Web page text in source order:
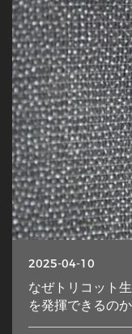
2025-04-10
なぜトリコット
を発揮できるの